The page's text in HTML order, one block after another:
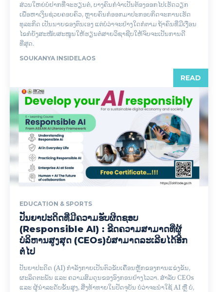
ສ່ວນໃຫຍ່ບໍ່ຢາກທີ່ຈະຮຽນຕໍ່, ບາງຄົນກໍຈຳເປັນຕ້ອງອອກໄປເຮັດວຽກ
ເພື່ອຫາເງິນຊ່ວຍຄອບຄົວ, ຫຼາຍຄົນກໍອອກມາປະກອບກິດຈະການເຮັດ
ທຸລະກິດ ເປັນນາຍຂອງຕົນເອງ ແຕ່ບໍ່ວ່າຈະຢ່າງໃດກໍຕາມ ຖ້າຄົນທີ່ມີເງືອນ
ໄຂກໍຍັງສະໜັບສະໜູນໃຫ້ຮຽນຕໍ່ສາຍວິຊາຊີບໃຫ້ຈົບຈະເປັນການດີ
ທີ່ສຸດ.
SOUKANYA INSIDELAOS
READ
EDUCATION & SPORTS
ປັນຍາປະດິດທີ່ມີຄວາມຮັບຜິດຊອບ
(Responsible AI) : ຂີດຄວາມສາມາດທີ່ຜູ້
ບໍລິຫານສູງສຸດ (CEOs)ບໍ່ສາມາດລະເລີຍໄດ້ອີກ
ຕໍ່ໄປ
ປັນຍາປະດິດ (AI) ກຳລັງກາຍເປັນຕົວຂັບເຄື່ອນຫຼັກຂອງການແຂ່ງຂັນ,
ຜະລິດຕະພັນ ແລະ ຄວາມສົມດຸນຂອງອົງກອນຢ່າງໄວວາ. ສຳລັບ CEOs
ແລະ ຜູ້ນຳລະດັບຂັ້ນສູງ, ສິ່ງທ້າທາຍໃນປັດຈຸບັນ ບໍ່ວ່າຈະນຳໃຊ້ AI ຫຼື ບໍ່,